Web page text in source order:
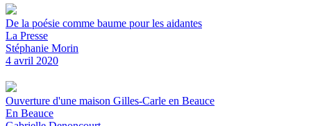
De la poésie comme baume pour les aidantes
La Presse
Stéphanie Morin
4 avril 2020
Ouverture d'une maison Gilles-Carle en Beauce
En Beauce